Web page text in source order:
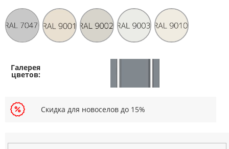
Скидка для новоселов до 15%